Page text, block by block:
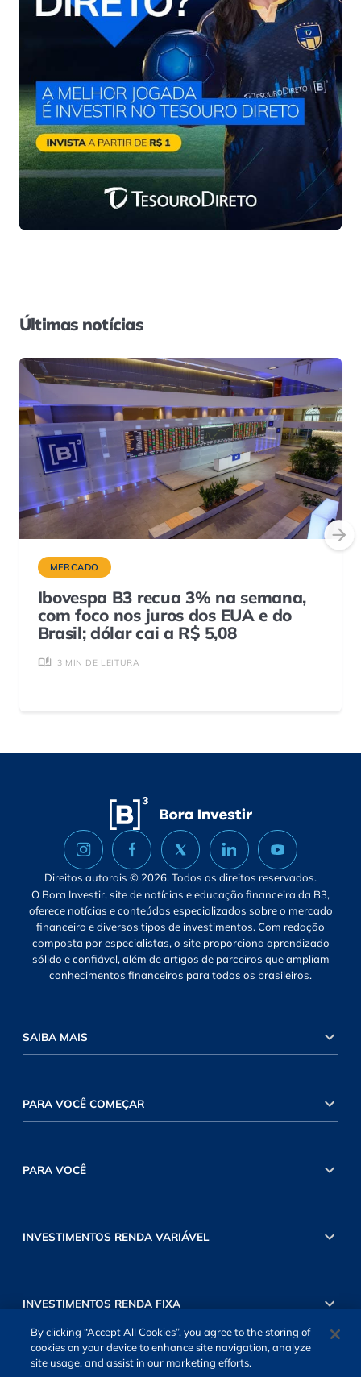
Últimas notícias
MERCADO
Ibovespa B3 recua 3% na semana,
com foco nos juros dos EUA e do
Brasil; dólar cai a R$ 5,08
3 MIN DE LEITURA
Direitos autorais © 2026. Todos os direitos reservados.
O Bora Investir, site de notícias e educação financeira da B3,
oferece notícias e conteúdos especializados sobre o mercado
financeiro e diversos tipos de investimentos. Com redação
composta por especialistas, o site proporciona aprendizado
sólido e confiável, além de artigos de parceiros que ampliam
conhecimentos financeiros para todos os brasileiros.
SAIBA MAIS
PARA VOCÊ COMEÇAR
PARA VOCÊ
INVESTIMENTOS RENDA VARIÁVEL
INVESTIMENTOS RENDA FIXA
By clicking “Accept All Cookies”, you agree to the storing of
cookies on your device to enhance site navigation, analyze
site usage, and assist in our marketing efforts.